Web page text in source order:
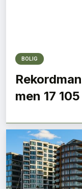
BOLIG
men 17